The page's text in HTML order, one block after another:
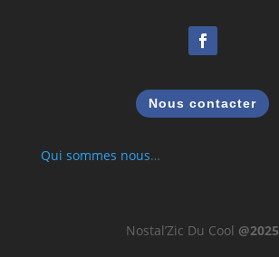
Nous contacter
Qui sommes nous…
Nostal’Zic Du Cool @2025